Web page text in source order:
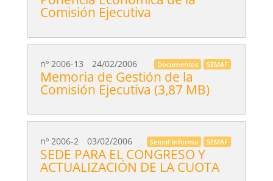
Comisión Ejecutiva
SEMAF
Documentos
nº 2006-13 24/02/2006
Memoria de Gestión de la
Comisión Ejecutiva (3,87 MB)
SEMAF
Semaf Informa
nº 2006-2 03/02/2006
SEDE PARA EL CONGRESO Y
ACTUALIZACIÓN DE LA CUOTA